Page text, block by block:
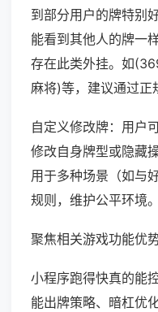
到部分用户的牌特别
能看到其他人的牌一
存在此类外挂。如
麻将)等，建议通过正
自定义修改牌：用户
修改自身牌型或隐藏
用于多种场景（如与
规则，维护公平环境。
聚焦相关游戏功能优
小程序跑得快真的能
能出牌策略、暗杠优